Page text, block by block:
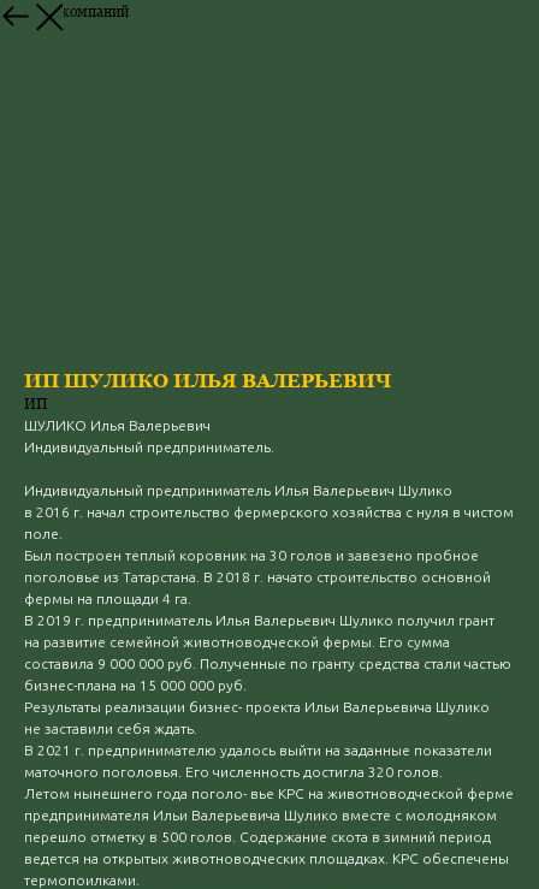
К списку компаний
ИП ШУЛИКО ИЛЬЯ ВАЛЕРЬЕВИЧ
ИП
ШУЛИКО Илья Валерьевич
Индивидуальный предприниматель.
Индивидуальный предприниматель Илья Валерьевич Шулико
в 2016 г. начал строительство фермерского хозяйства с нуля в чистом
поле.
Был построен теплый коровник на 30 голов и завезено пробное
поголовье из Татарстана. В 2018 г. начато строительство основной
фермы на площади 4 га.
В 2019 г. предприниматель Илья Валерьевич Шулико получил грант
на развитие семейной животноводческой фермы. Его сумма
составила 9 000 000 руб. Полученные по гранту средства стали частью
бизнес-плана на 15 000 000 руб.
Результаты реализации бизнес- проекта Ильи Валерьевича Шулико
не заставили себя ждать.
В 2021 г. предпринимателю удалось выйти на заданные показатели
маточного поголовья. Его численность достигла 320 голов.
Летом нынешнего года поголо- вье КРС на животноводческой ферме
предпринимателя Ильи Валерьевича Шулико вместе с молодняком
перешло отметку в 500 голов. Содержание скота в зимний период
ведется на открытых животноводческих площадках. КРС обеспечены
термопоилками.